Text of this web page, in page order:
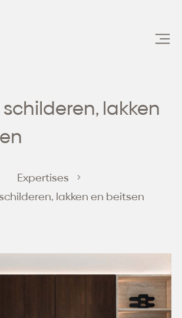
lakken
Expertises
lakken en beitsen